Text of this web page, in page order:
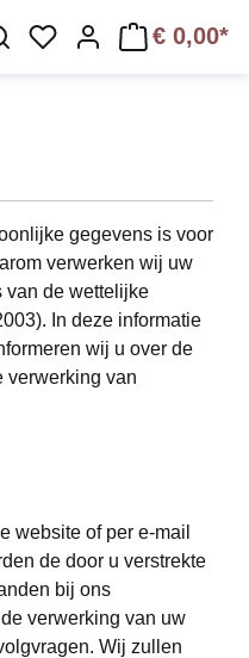
Je hebt 0 items op je
€ 0,00*
gegevens is voor
verwerken wij uw
van de wettelijke
In deze informatie
wij u over de
verwerking van
website of per e-mail
de door u verstrekte
bij ons
verwerking van uw
Wij zullen